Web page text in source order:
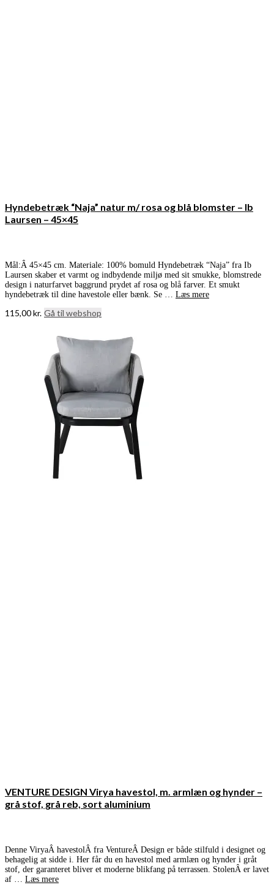
Hyndebetræk “Naja” natur m/ rosa og blå blomster – Ib
Laursen – 45×45
Mål:Â 45×45 cm. Materiale: 100% bomuld Hyndebetræk “Naja” fra Ib
Laursen skaber et varmt og indbydende miljø med sit smukke, blomstrede
design i naturfarvet baggrund prydet af rosa og blå farver. Et smukt
hyndebetræk til dine havestole eller bænk. Se … Læs mere
115,00kr. Gå til webshop
VENTURE DESIGN Virya havestol, m. armlæn og hynder –
grå stof, grå reb, sort aluminium
Denne ViryaÂ havestolÂ fra VentureÂ Design er både stilfuld i designet og
behagelig at sidde i. Her får du en havestol med armlæn og hynder i gråt
stof, der garanteret bliver et moderne blikfang på terrassen. StolenÂ er lavet
af … Læs mere